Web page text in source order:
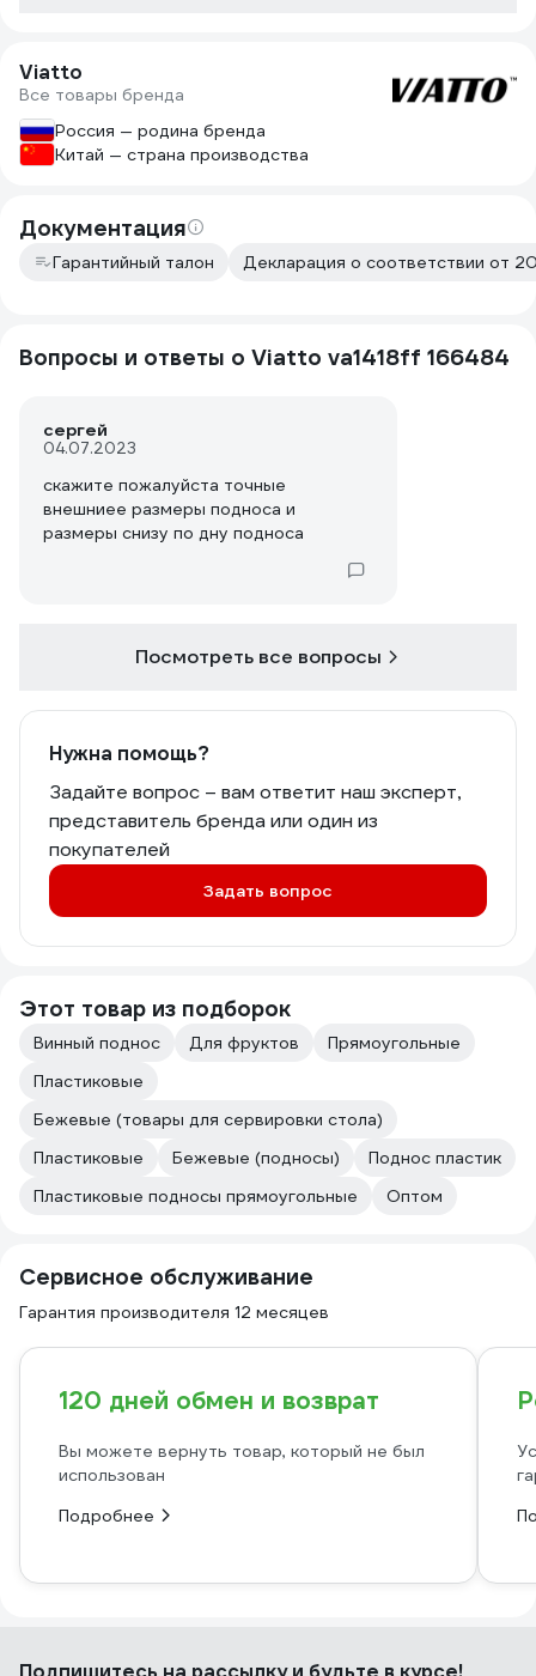
Viatto
Все товары бренда
Россия — родина бренда
Китай — страна производства
Документация
Гарантийный талон Декларация о соответствии от
Вопросы и ответы о Viatto va1418ff 166484
сергей
04.07.2023
скажите пожалуйста точные
внешниее размеры подноса и
размеры снизу по дну подноса
Посмотреть все вопросы
Нужна помощь?
Задайте вопрос – вам ответит наш эксперт,
представитель бренда или один из
покупателей
Задать вопрос
Этот товар из подборок
Винный поднос Для фруктов
Прямоугольные
Пластиковые
Бежевые (товары для сервировки стола)
Пластиковые
Бежевые (подносы)
Поднос пластик
Пластиковые подносы прямоугольные
Оптом
Сервисное обслуживание
Гарантия производителя 12 месяцев
120 дней обмен и возврат
Вы можете вернуть товар, который не был
использован
Подробнее